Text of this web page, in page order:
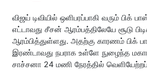
விஜய் டிவியில் ஒளிபரப்பாகி வரும் பிக்
எட்டாவது சீசன் ஆரம்பத்திலேயே சூடு
ஆரம்பித்துள்ளது. அதற்கு காரணம் பிக்
இரண்டாவது நபராக உள்ளே நுழைந்த
சாச்சனா 24 மணி நேரத்தில்